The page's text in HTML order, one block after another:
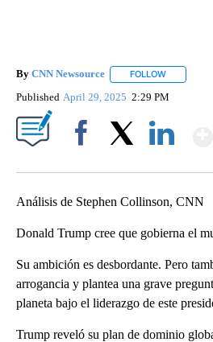
By CNN Newsource FOLLOW
Published April 29, 2025 2:29 PM
Análisis de Stephen Collinson, CNN
Donald Trump cree que gobierna el
Su ambición es desbordante. Pero
arrogancia y plantea una grave
planeta bajo el liderazgo de este
Trump reveló su plan de dominio